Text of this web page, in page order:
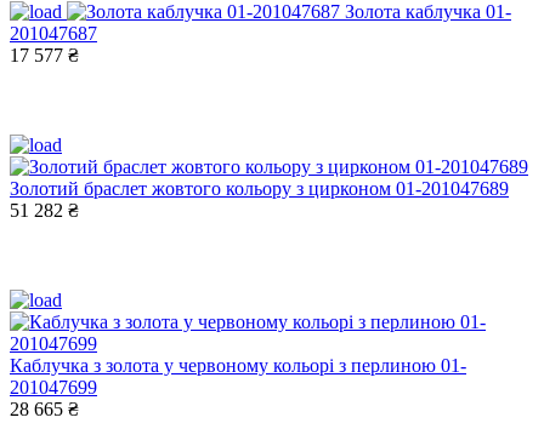
Золота каблучка 01-
201047687
17 577 ₴
Золотий браслет жовтого кольору з цирконом 01-201047689
51 282 ₴
Каблучка з золота у червоному кольорі з перлиною 01-
201047699
28 665 ₴